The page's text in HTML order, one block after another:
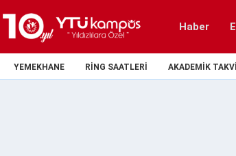
Haber
YEMEKHANE RING SAATLERI AKADEMIK